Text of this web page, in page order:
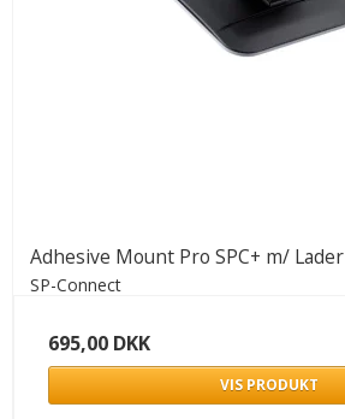
Adhesive Mount Pro SPC+ m/ Lader
SP-Connect
695,00 DKK
VIS PRODUKT